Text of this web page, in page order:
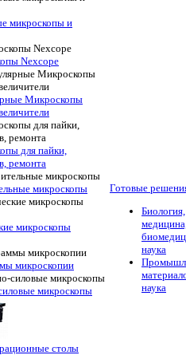
микроскопы и
Nexcope
Микроскопы
для пайки,
ремонта
микроскопы
микроскопы
микроскопии
микроскопы
столы
Готовые
Биология,
наука
наука